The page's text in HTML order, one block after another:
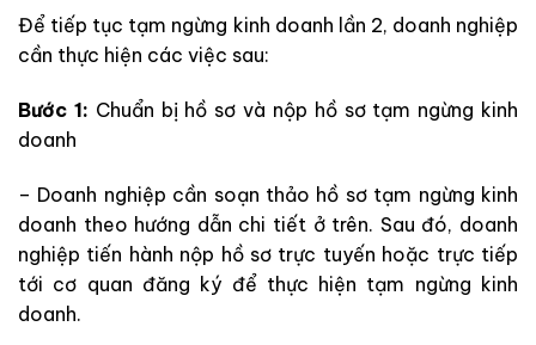
Để tiếp tục tạm ngừng kinh doanh lần 2, doanh nghiệp
cần thực hiện các việc sau:
Bước 1: Chuẩn bị hồ sơ và nộp hồ sơ tạm ngừng kinh
doanh
– Doanh nghiệp cần soạn thảo hồ sơ tạm ngừng kinh
doanh theo hướng dẫn chi tiết ở trên. Sau đó, doanh
nghiệp tiến hành nộp hồ sơ trực tuyến hoặc trực tiếp
tới cơ quan đăng ký để thực hiện tạm ngừng kinh
doanh.